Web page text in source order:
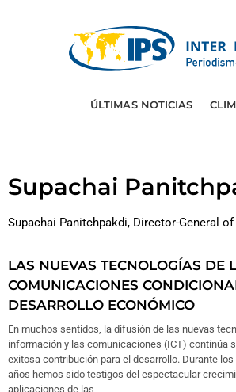
ÚLTIMAS NOTICIAS
Supachai
Supachai Panitchpakdi, Director-General
LAS NUEVAS TECNOLOGÍAS DE
COMUNICACIONES
DESARROLLO ECONÓMICO
En muchos sentidos, la difusión de las nuevas
información y las comunicaciones (ICT) continúa
exitosa contribución para el desarrollo. Durante
años hemos sido testigos del espectacular
aplicaciones de las